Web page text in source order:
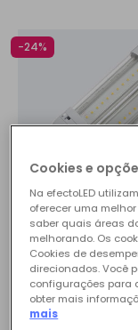
-24%
Antes 25,36 €
19,30 €
(2)
ADVANCED
New
Cookies e
Na efectoLED
oferecer uma
saber quais áreas
melhorando. Os
Cookies de
direcionados. Você
configurações para
obter mais
mais